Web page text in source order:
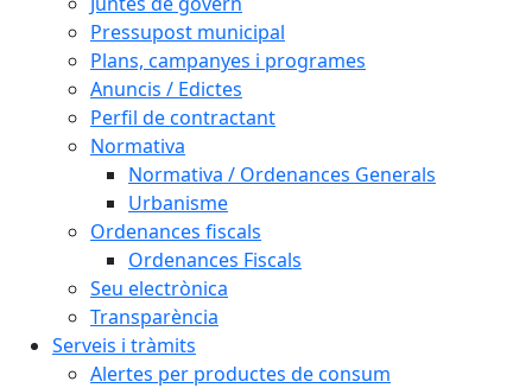
Pressupost municipal
Plans, campanyes i programes
Anuncis / Edictes
Perfil de contractant
Normativa
Normativa / Ordenances Generals
Urbanisme
Ordenances fiscals
Ordenances Fiscals
Seu electrònica
Transparència
Serveis i tràmits
Alertes per productes de consum